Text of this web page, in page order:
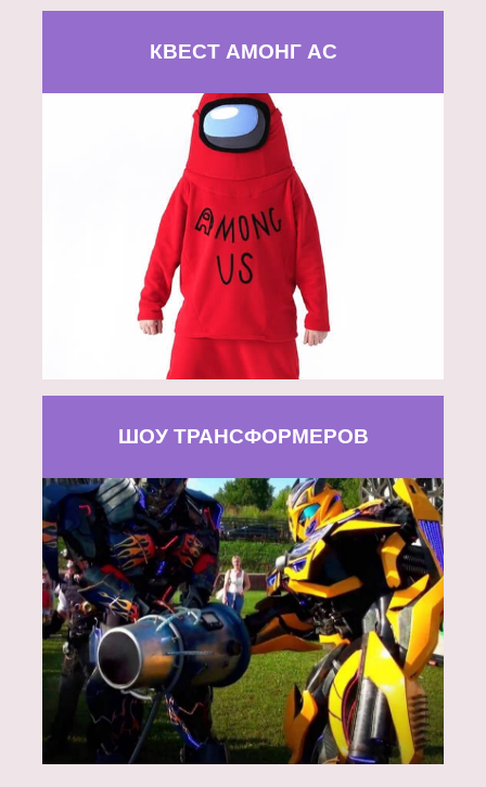
КВЕСТ АМОНГ АС
ШОУ ТРАНСФОРМЕРОВ